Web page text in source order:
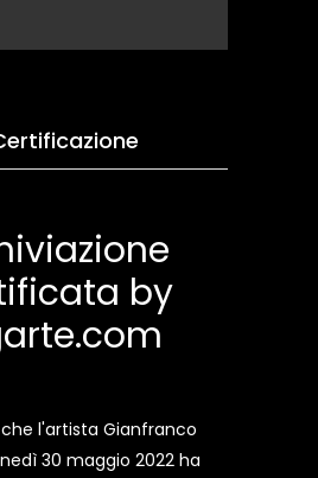
by
l'artista Gianfranco
30 maggio 2022 ha